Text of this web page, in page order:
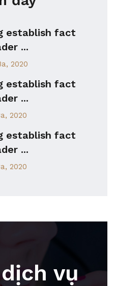
establish fact
...
2020
establish fact
...
2020
establish fact
...
2020
vụ